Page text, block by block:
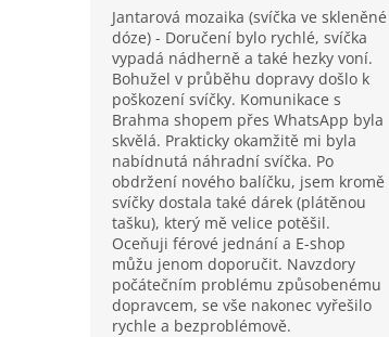
Jantarová mozaika (svíčka ve skleněné
dóze) - Doručení bylo rychlé, svíčka
vypadá nádherně a také hezky voní.
Bohužel v průběhu dopravy došlo k
poškození svíčky. Komunikace s
Brahma shopem přes WhatsApp byla
skvělá. Prakticky okamžitě mi byla
nabídnutá náhradní svíčka. Po
obdržení nového balíčku, jsem kromě
svíčky dostala také dárek (plátěnou
tašku), který mě velice potěšil.
Oceňuji férové jednání a E-shop
můžu jenom doporučit. Navzdory
počátečním problému způsobenému
dopravcem, se vše nakonec vyřešilo
rychle a bezproblémově.